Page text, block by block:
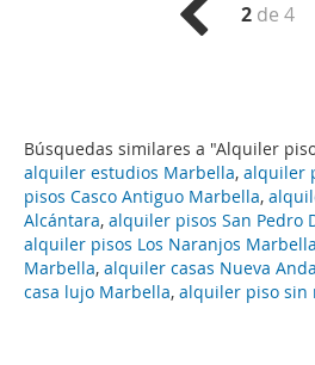
Búsquedas similares a "Alquiler
alquiler estudios Marbella, alquiler
pisos Casco Antiguo Marbella,
Alcántara, alquiler pisos San Pedro
alquiler pisos Los Naranjos Marbella
Marbella, alquiler casas Nueva
casa lujo Marbella, alquiler piso sin
2de 4